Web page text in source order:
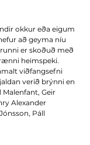
okkur eða eigum
að geyma níu
er skoðuð með
heimspeki.
viðfangsefni
verið brýnni en
Geir
Alexander
Páll